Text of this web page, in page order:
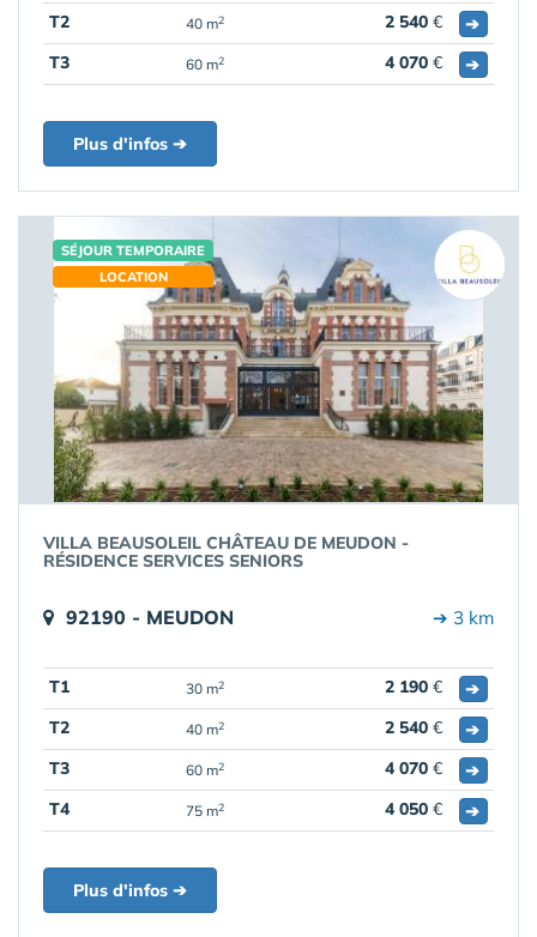
T2 40 m2 2 540 €
➔
T3
60 m2 4 070 € ➔
Plus d'infos ➔
SÉJOUR TEMPORAIRE
LOCATION
VILLA BEAUSOLEIL CHÂTEAU DE MEUDON -
RÉSIDENCE SERVICES SENIORS
92190 - MEUDON ➔ 3 km
T1 30 m2 2 190 €
➔
T2
40 m2 2 540 €
➔
T3
60 m2 4 070 €
➔
T4
75 m2 4 050 € ➔
Plus d'infos ➔